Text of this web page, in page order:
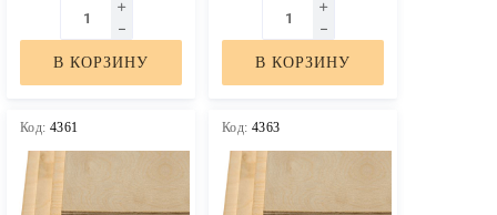
В КОРЗИНУ В КОРЗИНУ
Код: 4361 Код: 4363